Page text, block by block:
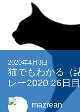
2020年4月3日
猫でもわかる（
レー2020 26日目
mazrean